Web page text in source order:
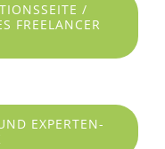
/
FREELANCER
EXPERTEN-